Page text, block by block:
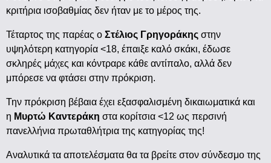
κριτήρια ισοβαθμίας δεν ήταν με το μέρος της.
Τέταρτος της παρέας ο Στέλιος Γρηγοράκης στην
υψηλότερη κατηγορία <18, έπαιξε καλό σκάκι, έδωσε
σκληρές μάχες και κόντραρε κάθε αντίπαλο, αλλά δεν
μπόρεσε να φτάσει στην πρόκριση.
Την πρόκριση βέβαια έχει εξασφαλισμένη δικαιωματικά και
η Μυρτώ Καντεράκη στα κορίτσια <12 ως περσινή
πανελλήνια πρωταθλήτρια της κατηγορίας της!
Αναλυτικά τα αποτελέσματα θα τα βρείτε στον σύνδεσμο της